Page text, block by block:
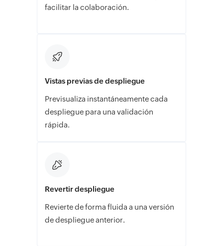
facilitar la colaboración.
Vistas previas de despliegue
Previsualiza instantáneamente cada
despliegue para una validación
rápida.
Revertir despliegue
Revierte de forma fluida a una versión
de despliegue anterior.